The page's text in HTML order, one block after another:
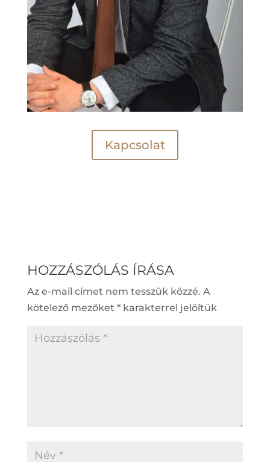
Kapcsolat
HOZZÁSZÓLÁS ÍRÁSA
Az e-mail címet nem tesszük közzé. A
kötelező mezőket *karakterrel jelöltük